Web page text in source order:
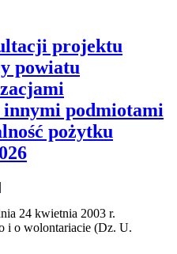
projektu
powiatu
podmiotami
pożytku
|
24 kwietnia 2003 r.
i o wolontariacie (Dz. U.